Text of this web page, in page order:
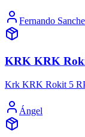
Fernando
KRK KRK
Krk KRK Rokit 5
Ángel